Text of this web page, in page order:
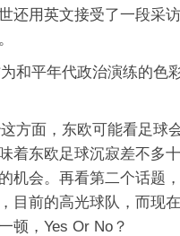
还用英文接受了一段采
和平年代政治演练的色
方面，东欧可能看足球
着东欧足球沉寂差不多十
机会。再看第二个话题
目前的高光球队，而现
顿，Yes Or No？